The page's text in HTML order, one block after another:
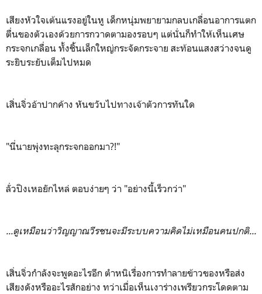
เสียงหัวใจเต้นแรงอยู่ในหู เด็กหนุ่มพยายามกลบเกลื่อนอาการแตก
ตื่นของตัวเองด้วยการกวาดตามองรอบๆ แต่นั่นก็ทำให้เห็นเศษ
กระจกเกลื่อน ทั้งชิ้นเล็กใหญ่กระจัดกระจาย สะท้อนแสงสว่างจนดู
ระยิบระยับเต็มไปหมด
เสิ่นจิ่วอ้าปากค้าง หันขวับไปทางเจ้าตัวการทันใด
"นี่นายพุ่งทะลุกระจกออกมา?!"
ลั่วปิงเหอยักไหล่ ตอบง่ายๆ ว่า "อย่างนี้เร็วกว่า"
...ดูเหมือนว่าวิญญาณวีรชนจะมีระบบความคิดไม่เหมือนคนปกติ...
เสิ่นจิ่วกำลังจะพูดอะไรอีก ตำหนิเรื่องการทำลายข้าวของหรือส่ง
เสียงดังหรืออะไรสักอย่าง ทว่าเมื่อเห็นเงาร่างเพรียวกระโดดตาม